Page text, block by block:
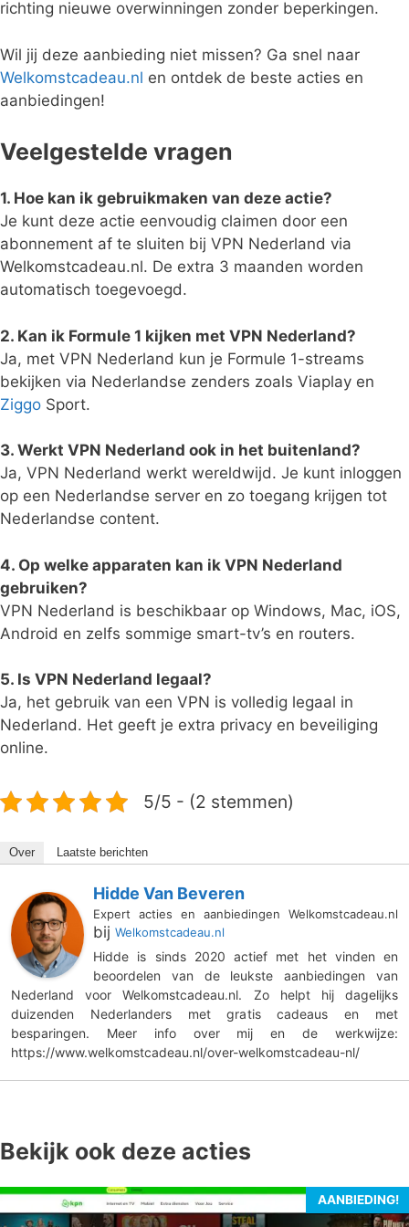
richting nieuwe overwinningen zonder beperkingen.
Wil jij deze aanbieding niet missen? Ga snel naar
Welkomstcadeau.nl en ontdek de beste acties en
aanbiedingen!
Veelgestelde vragen
1. Hoe kan ik gebruikmaken van deze actie?
Je kunt deze actie eenvoudig claimen door een
abonnement af te sluiten bij VPN Nederland via
Welkomstcadeau.nl. De extra 3 maanden worden
automatisch toegevoegd.
2. Kan ik Formule 1 kijken met VPN Nederland?
Ja, met VPN Nederland kun je Formule 1-streams
bekijken via Nederlandse zenders zoals Viaplay en
Ziggo Sport.
3. Werkt VPN Nederland ook in het buitenland?
Ja, VPN Nederland werkt wereldwijd. Je kunt inloggen
op een Nederlandse server en zo toegang krijgen tot
Nederlandse content.
4. Op welke apparaten kan ik VPN Nederland
gebruiken?
VPN Nederland is beschikbaar op Windows, Mac, iOS,
Android en zelfs sommige smart-tv’s en routers.
5. Is VPN Nederland legaal?
Ja, het gebruik van een VPN is volledig legaal in
Nederland. Het geeft je extra privacy en beveiliging
online.
5/5 - (2 stemmen)
Over Laatste berichten
Hidde Van Beveren
Expert acties en aanbiedingen Welkomstcadeau.nl
bij Welkomstcadeau.nl
Hidde is sinds 2020 actief met het vinden en
beoordelen van de leukste aanbiedingen van
Nederland voor Welkomstcadeau.nl. Zo helpt hij dagelijks
duizenden Nederlanders met gratis cadeaus en met
besparingen. Meer info over mij en de werkwijze:
https://www.welkomstcadeau.nl/over-welkomstcadeau-nl/
Bekijk ook deze acties
AANBIEDING!